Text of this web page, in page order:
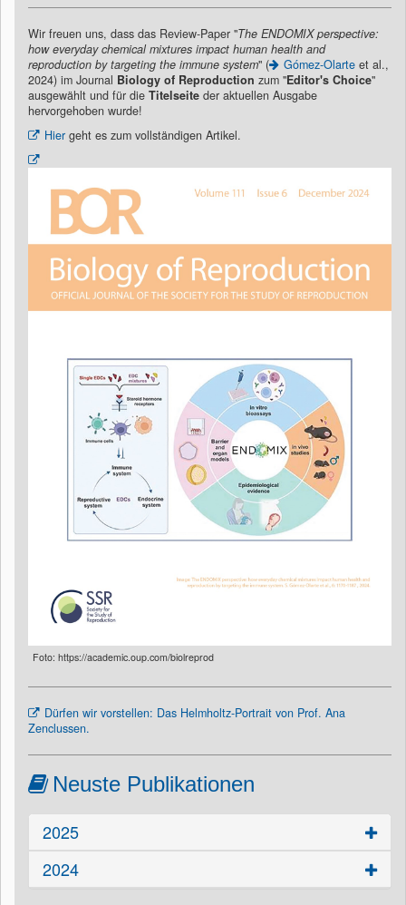
Wir freuen uns, dass das Review-Paper "The ENDOMIX perspective:
how everyday chemical mixtures impact human health and
reproduction by targeting the immune system" ( Gómez-Olarte et al.,
2024) im Journal Biology of Reproduction zum "Editor's Choice"
ausgewählt und für die Titelseite der aktuellen Ausgabe
hervorgehoben wurde!
Hier geht es zum vollständigen Artikel.
Foto: https://academic.oup.com/biolreprod
Dürfen wir vorstellen: Das Helmholtz-Portrait von Prof. Ana
Zenclussen.
Neuste Publikationen
2025
2024